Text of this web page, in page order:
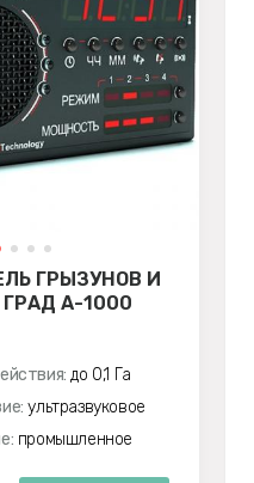
ГРЫЗУНОВ И
А-1000
до 0,1 Га
ультразвуковое
промышленное